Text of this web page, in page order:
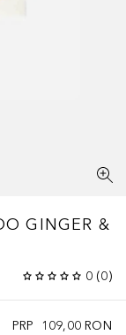
GINGER &
0 (0)
PRP 109,00 RON